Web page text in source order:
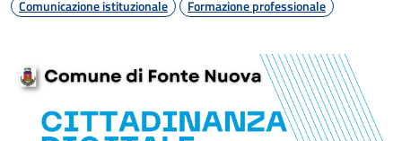
Comunicazione istituzionale Formazione professionale